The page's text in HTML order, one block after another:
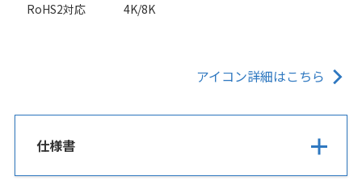
RoHS2対応 4K/8K
アイコン詳細はこちら
仕様書